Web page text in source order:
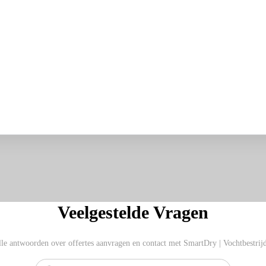
Veelgestelde Vragen
antwoorden over offertes aanvragen en contact met SmartDry |